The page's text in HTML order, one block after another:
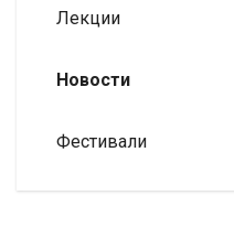
Лекции
Новости
Фестивали